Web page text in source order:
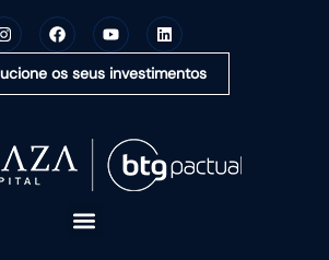
os seus investimentos